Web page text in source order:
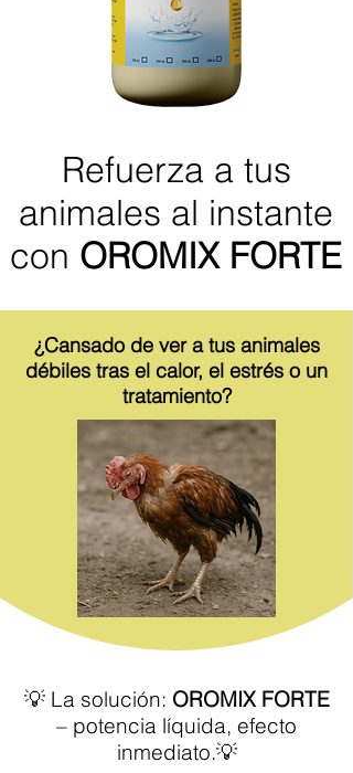
Refuerza a tus
animales al instante
con OROMIX FORTE
¿Cansado de ver a tus animales
débiles tras el calor, el estrés o un
tratamiento?
💡 La solución: OROMIX FORTE
– potencia líquida, efecto
inmediato.💡